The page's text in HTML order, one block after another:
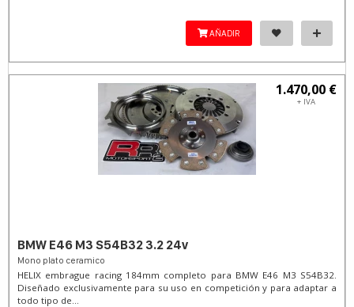
AÑADIR
1.470,00 €
+ IVA
BMW E46 M3 S54B32 3.2 24v
Mono plato ceramico
HELIX embrague racing 184mm completo para BMW E46 M3 S54B32.
Diseñado exclusivamente para su uso en competición y para adaptar a
todo tipo de...